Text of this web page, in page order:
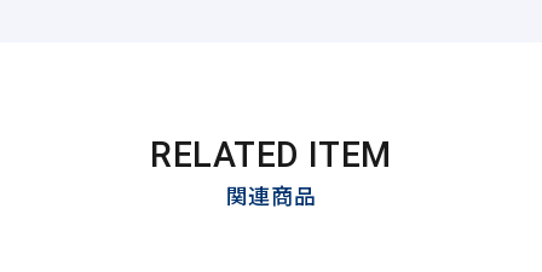
RELATED ITEM
関連商品